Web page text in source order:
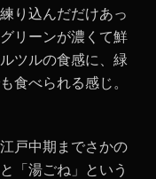
り込んだだけあっ
リーンが濃くて鮮
ツルの食感に、緑
食べられる感じ。
戸中期までさかの
「湯ごね」という